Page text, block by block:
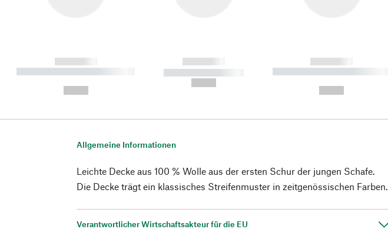
------------
----------- ----------- ----------
------------
----------- -----------
------------
----------- ----------- ----------
Allgemeine Informationen
Leichte Decke aus 100 % Wolle aus der ersten Schur der jungen Schafe.
Die Decke trägt ein klassisches Streifenmuster in zeitgenössischen Farben.
Verantwortlicher Wirtschaftsakteur für die EU